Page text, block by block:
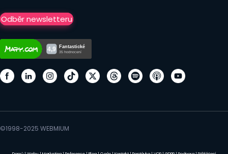
Odběr newsletteru
©1998-2025 WEBMIUM